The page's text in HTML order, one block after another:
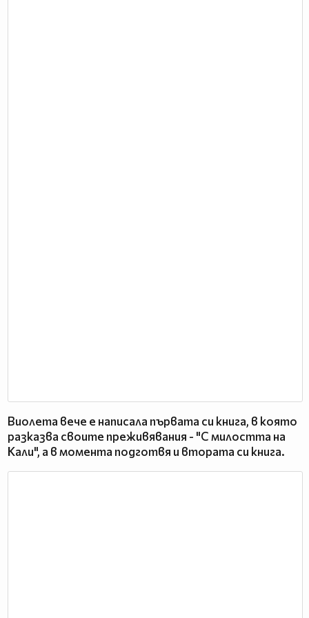
Виолета вече е написала първата си книга, в която
разказва своите преживявания - "С милостта на
Кали", а в момента подготвя и втората си книга.